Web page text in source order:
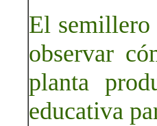
El semillero
observar
planta
educativa